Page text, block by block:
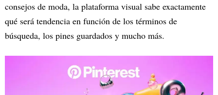
consejos de moda, la plataforma visual sabe exactamente
qué será tendencia en función de los términos de
búsqueda, los pines guardados y mucho más.